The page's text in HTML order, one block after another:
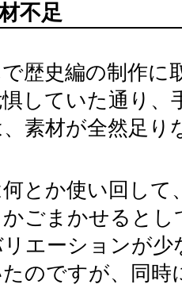
不足
歴史編の制作に
していた通り、
素材が全然足り
とか使い回して
ごまかせるとし
リエーションが
のですが、同時